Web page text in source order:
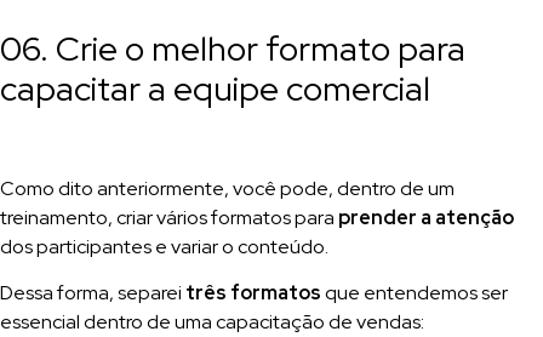
06. Crie o melhor formato para
capacitar a equipe comercial
Como dito anteriormente, você pode, dentro de um
treinamento, criar vários formatos para prender a atenção
dos participantes e variar o conteúdo.
Dessa forma, separei três formatosque entendemos ser
essencial dentro de uma capacitação de vendas: